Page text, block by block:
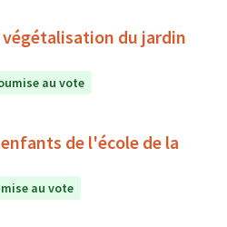
du jardin
au vote
de l'école de la
au vote